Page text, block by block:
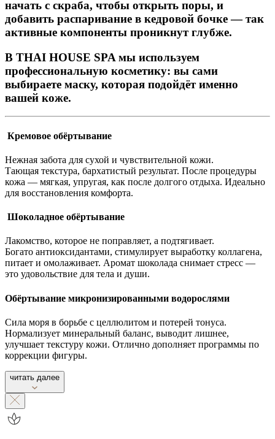
начать с скраба, чтобы открыть поры, и
добавить распаривание в кедровой бочке— так
активные компоненты проникнут глубже.
В THAI HOUSE SPA мы используем
профессиональную косметику: вы сами
выбираете маску, которая подойдёт именно
вашей коже.
Кремовое обёртывание
Нежная забота для сухой и чувствительной кожи.
Тающая текстура, бархатистый результат. После процедуры
кожа — мягкая, упругая, как после долгого отдыха. Идеально
для восстановления комфорта.
Шоколадное обёртывание
Лакомство, которое не поправляет, а подтягивает.
Богато антиоксидантами, стимулирует выработку коллагена,
питает и омолаживает. Аромат шоколада снимает стресс —
это удовольствие для тела и души.
Обёртывание микронизированными водорослями
Сила моря в борьбе с целлюлитом и потерей тонуса.
Нормализует минеральный баланс, выводит лишнее,
улучшает текстуру кожи. Отлично дополняет программы по
коррекции фигуры.
читать далее